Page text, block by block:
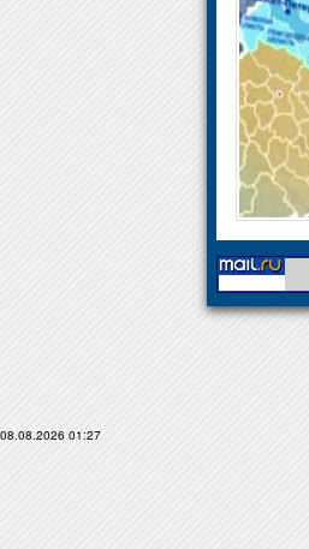
08.08.2026 01:27